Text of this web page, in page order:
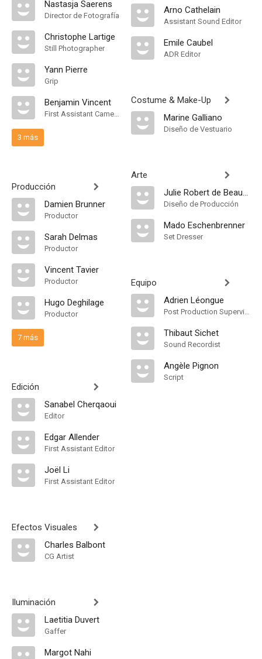
Nastasja Saerens
Director de Fotografía
Christophe Lartige
Still Photographer
Yann Pierre
Grip
Benjamin Vincent
First Assistant Camera
3 más
Producción
Damien Brunner
Productor
Sarah Delmas
Productor
Vincent Tavier
Productor
Hugo Deghilage
Productor
7 más
Edición
Sanabel Cherqaoui
Editor
Edgar Allender
First Assistant Editor
Joël Li
First Assistant Editor
Efectos Visuales
Charles Balbont
CG Artist
Iluminación
Laetitia Duvert
Gaffer
Margot Nahi
Arno Cathelain
Assistant Sound Editor
Emile Caubel
ADR Editor
Costume & Make-Up
Marine Galliano
Diseño de Vestuario
Arte
Julie Robert de Beauchamp
Diseño de Producción
Mado Eschenbrenner
Set Dresser
Equipo
Adrien Léongue
Post Production Supervisor
Thibaut Sichet
Sound Recordist
Angèle Pignon
Script